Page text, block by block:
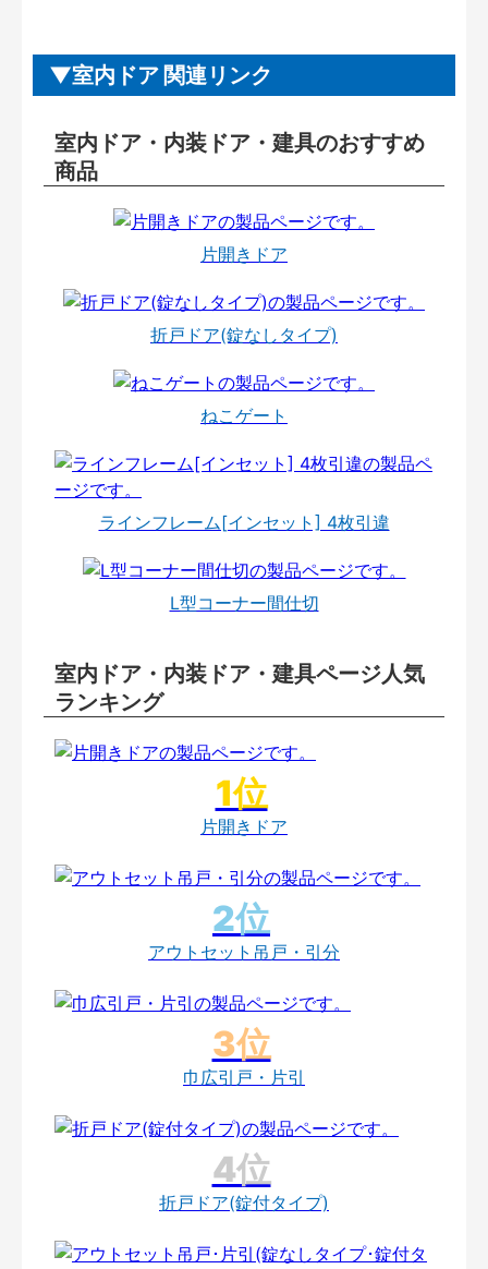
室内ドア 関連リンク
室内ドア・内装ドア・建具のおすすめ
商品
片開きドア
折戸ドア(錠なしタイプ)
ねこゲート
ラインフレーム[インセット] 4枚引違
L型コーナー間仕切
室内ドア・内装ドア・建具ページ人気
ランキング
片開きドア
アウトセット吊戸・引分
巾広引戸・片引
折戸ドア(錠付タイプ)